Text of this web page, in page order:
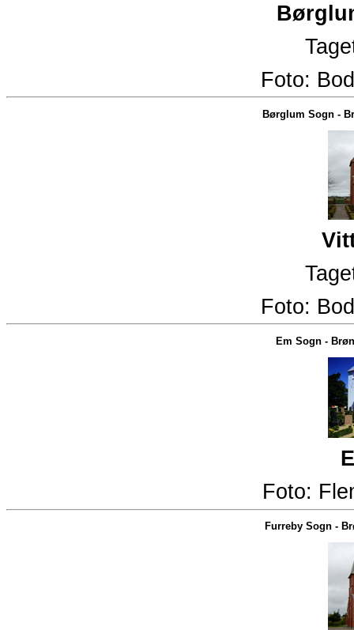
Foto:
Børglum Sogn -
Foto:
Em Sogn-
Foto:
Furreby Sogn -